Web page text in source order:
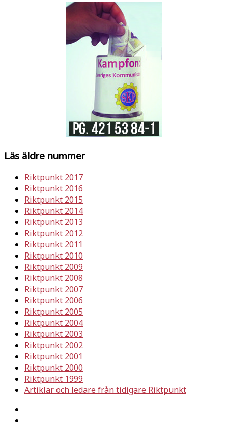
Läs äldre nummer
Riktpunkt 2017
Riktpunkt 2016
Riktpunkt 2015
Riktpunkt 2014
Riktpunkt 2013
Riktpunkt 2012
Riktpunkt 2011
Riktpunkt 2010
Riktpunkt 2009
Riktpunkt 2008
Riktpunkt 2007
Riktpunkt 2006
Riktpunkt 2005
Riktpunkt 2004
Riktpunkt 2003
Riktpunkt 2002
Riktpunkt 2001
Riktpunkt 2000
Riktpunkt 1999
Artiklar och ledare från tidigare Riktpunkt